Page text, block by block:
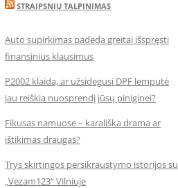
STRAIPSNIŲ TALPINIMAS
Auto supirkimas padeda greitai išspręsti
finansinius klausimus
P2002 klaida, ar užsidegusi DPF lemputė
jau reiškia nuosprendį jūsų piniginei?
Fikusas namuose – karališka drama ar
ištikimas draugas?
Trys skirtingos persikraustymo istorijos su
„Vezam123“ Vilniuje